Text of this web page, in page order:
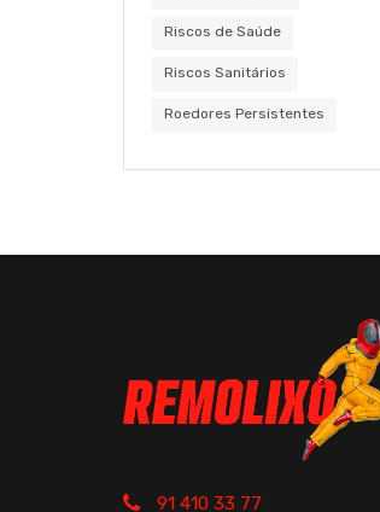
Riscos de Saúde
Riscos Sanitários
Roedores Persistentes
91 410 33 77